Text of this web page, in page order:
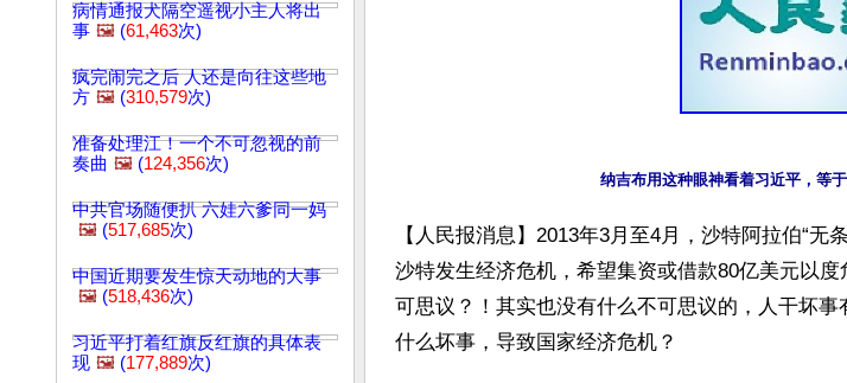
病情通报犬隔空遥视小主人将出
事 🖼️ (61,463次)
疯完闹完之后 人还是向往这些地
方 🖼️ (310,579次)
准备处理江！一个不可忽视的前
奏曲 🖼️ (124,356次)
中共官场随便扒 六娃六爹同一妈
🖼️ (517,685次)
中国近期要发生惊天动地的大事
🖼️ (518,436次)
习近平打着红旗反红旗的具体表
现 🖼️ (177,889次)
纳吉布用这种眼神看着习近平，等
【人民报消息】2013年3月至4月，沙特阿拉伯“无
沙特发生经济危机，希望集资或借款80亿美元以
可思议？！其实也没有什么不可思议的，人干坏
什么坏事，导致国家经济危机？